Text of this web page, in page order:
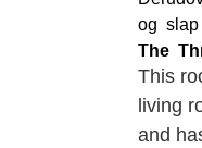
og
The
This
living
and